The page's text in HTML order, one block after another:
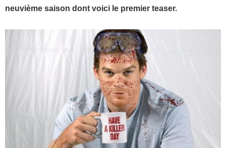
neuvième saison dont voici le premier teaser.